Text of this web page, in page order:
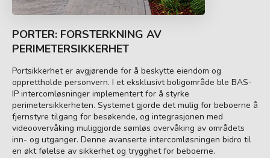
PORTER: FORSTERKNING AV
PERIMETERSIKKERHET
Portsikkerhet er avgjørende for å beskytte eiendom og
opprettholde personvern. I et eksklusivt boligområde ble BAS-
IP intercomløsninger implementert for å styrke
perimetersikkerheten. Systemet gjorde det mulig for beboerne å
fjernstyre tilgang for besøkende, og integrasjonen med
videoovervåking muliggjorde sømløs overvåking av områdets
inn- og utganger. Denne avanserte intercomløsningen bidro til
en økt følelse av sikkerhet og trygghet for beboerne.